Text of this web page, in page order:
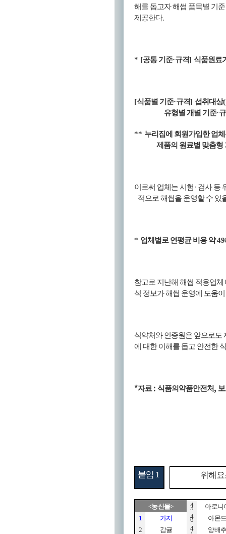
해를 돕고자 해썹 품목별 기준
제공한다.
* [공통 기준·규격] 식품원료
[식품별 기준·규격] 섭취대상(
유형별 개별 기준·
** 누리집에 회원가입한 업
제품의 원료별 맞춤형
이로써 업체는 시험 · 검사 등
적으로 해썹을 운영할 수 있
* 업체별로 연평균 비용 약
참고로 지난해 해썹 적용업
석 정보가 해썹 운영에 도움
식약처와 인증원은 앞으로도
에 대한 이해를 돕고 안전한
*자료 : 식품의약품안전처,
붙임 1 위해
<농산물> 4
5
아로니
1
가지 4
6
아몬
2
감귤 4
7 양배